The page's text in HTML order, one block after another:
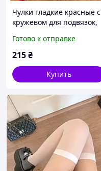
Чулки гладкие красные с
кружевом для подвязок,
Готово к отправке
215₴
Купить